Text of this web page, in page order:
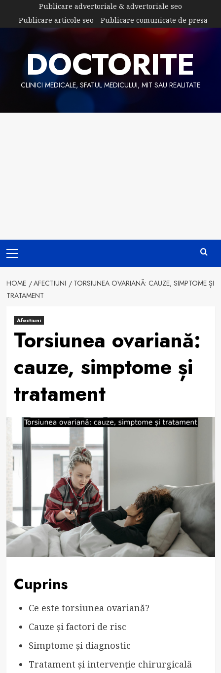
content
Publicare advertoriale & advertoriale seo
Publicare articole seo
Publicare comunicate de presa
DOCTORITE
CLINICI MEDICALE, SFATUL MEDICULUI, MIT SAU REALITATE
Menu
HOME AFECTIUNI
TORSIUNEA OVARIANĂ: CAUZE, SIMPTOME ȘI
TRATAMENT
Afectiuni
Torsiunea ovariană:
cauze, simptome și
tratament
Cuprins
Ce este torsiunea ovariană?
Cauze și factori de risc
Simptome și diagnostic
Tratament și intervenție chirurgicală